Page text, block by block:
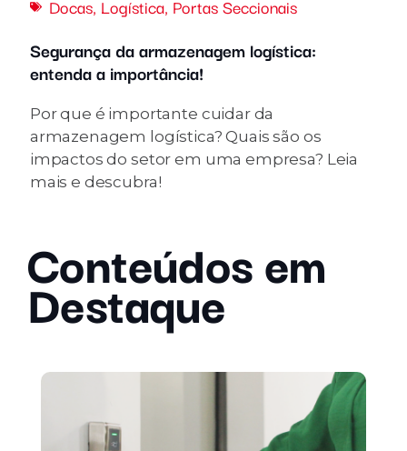
Docas, Logística, Portas Seccionais
Segurança da armazenagem logística:
entenda a importância!
Por que é importante cuidar da
armazenagem logística? Quais são os
impactos do setor em uma empresa? Leia
mais e descubra!
Conteúdos em
Destaque